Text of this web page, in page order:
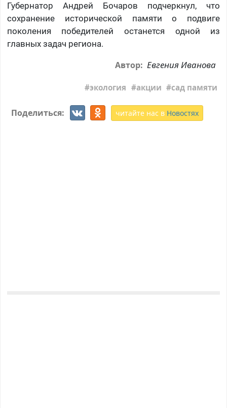
Губернатор Андрей Бочаров подчеркнул, что
сохранение исторической памяти о подвиге
поколения победителей останется одной из
главных задач региона.
Автор: Евгения Иванова
экология акции сад памяти
Поделиться: читайте нас в Новостях